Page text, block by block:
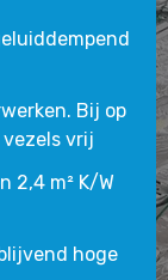
Bij op
vrij
2,4 m² K/W
hoge